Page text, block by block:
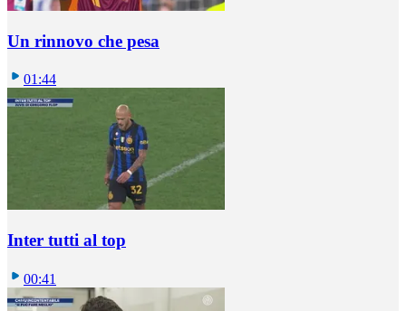
Un rinnovo che pesa
01:44
Inter tutti al top
00:41